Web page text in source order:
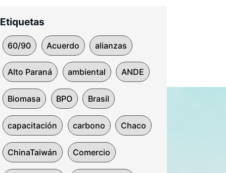
Etiquetas
60/90 Acuerdo alianzas
Alto Paraná ambiental ANDE
Biomasa BPO Brasil
capacitación carbono Chaco
ChinaTaiwán Comercio